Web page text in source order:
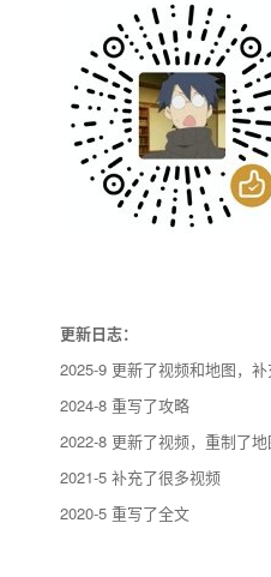
更新日志：
2025-9 更新了视频和地图，
2024-8 重写了攻略
2022-8 更新了视频，重制了
2021-5 补充了很多视频
2020-5 重写了全文